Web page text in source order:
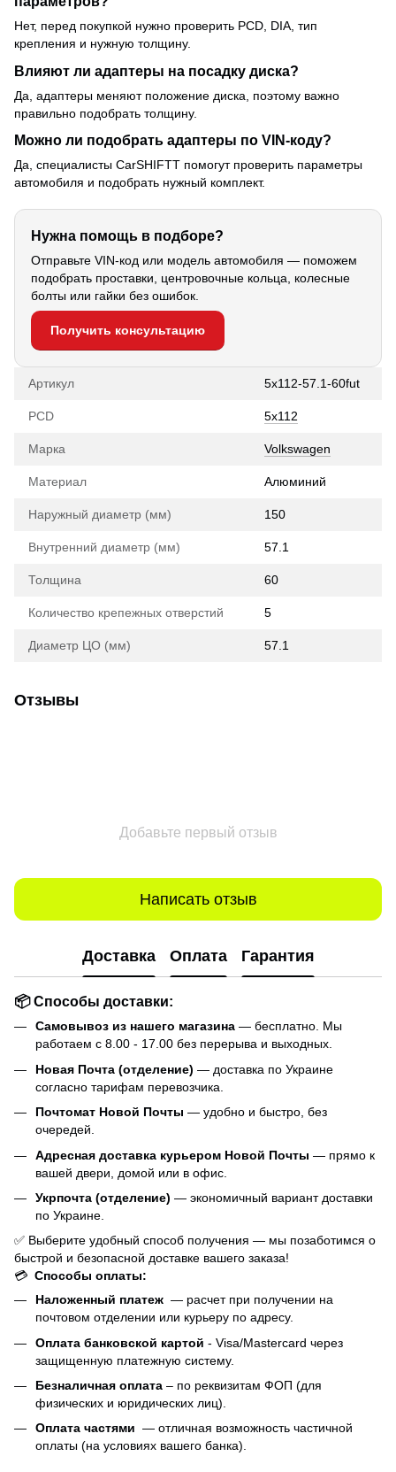
Нет, перед покупкой нужно проверить PCD, DIA, тип
крепления и нужную толщину.
Влияют ли адаптеры на посадку диска?
Да, адаптеры меняют положение диска, поэтому важно
правильно подобрать толщину.
Можно ли подобрать адаптеры по VIN-коду?
Да, специалисты CarSHIFTT помогут проверить параметры
автомобиля и подобрать нужный комплект.
Нужна помощь в подборе?
Отправьте VIN-код или модель автомобиля — поможем
подобрать проставки, центровочные кольца, колесные
болты или гайки без ошибок.
Получить консультацию
Артикул 5х112-57.1-60fut
PCD 5x112
Марка Volkswagen
Материал Алюминий
Наружный диаметр (мм) 150
Внутренний диаметр (мм) 57.1
Толщина 60
Количество крепежных отверстий 5
Диаметр ЦО (мм) 57.1
Отзывы
Добавьте первый отзыв
Написать отзыв
Доставка Оплата Гарантия
📦 Способы доставки:
Самовывоз из нашего магазина — бесплатно. Мы
работаем с 8.00 - 17.00 без перерыва и выходных.
Новая Почта (отделение) — доставка по Украине
согласно тарифам перевозчика.
Почтомат Новой Почты — удобно и быстро, без
очередей.
Адресная доставка курьером Новой Почты — прямо к
вашей двери, домой или в офис.
Укрпочта (отделение) — экономичный вариант доставки
по Украине.
✅ Выберите удобный способ получения — мы позаботимся о
быстрой и безопасной доставке вашего заказа!
💳 Способы оплаты:
Наложенный платеж — расчет при получении на
почтовом отделении или курьеру по адресу.
Оплата банковской картой - Visa/Mastercard через
защищенную платежную систему.
Безналичная оплата – по реквизитам ФОП (для
физических и юридических лиц).
Оплата частями — отличная возможность частичной
оплаты (на условиях вашего банка).